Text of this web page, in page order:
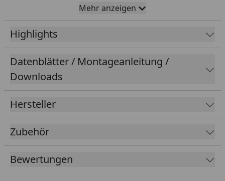
Bodenbelag so verlegt werden kann, dass eine klare,
saubere Kante an der Wand entsteht, sind die Leisten
in beinahe jedem Raum zu finden.
Ob klassisch weiß, natürliche Holz-Optik oder bunt
bemalt – richtig kombiniert, sorgen sie für
Oberfläche:
Erscheinungsbild:
Holznachbildung
Farbbereich:
Mehr anzeigen
Highlights
Datenblätter / Montageanleitung /
Downloads
Hersteller
Zubehör
Bewertungen